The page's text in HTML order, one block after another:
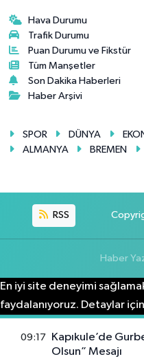
Hava Durumu
Trafik Durumu
Puan Durumu ve Fikstür
Tüm Manşetler
Son Dakika Haberleri
Haber Arşivi
SPOR DÜNYA
ALMANYA
BREMEN
RSS
Haber
En iyi site deneyimi
faydalanıyoruz. Detaylar
09:17
Kapıkule’de
Olsun” Mesajı